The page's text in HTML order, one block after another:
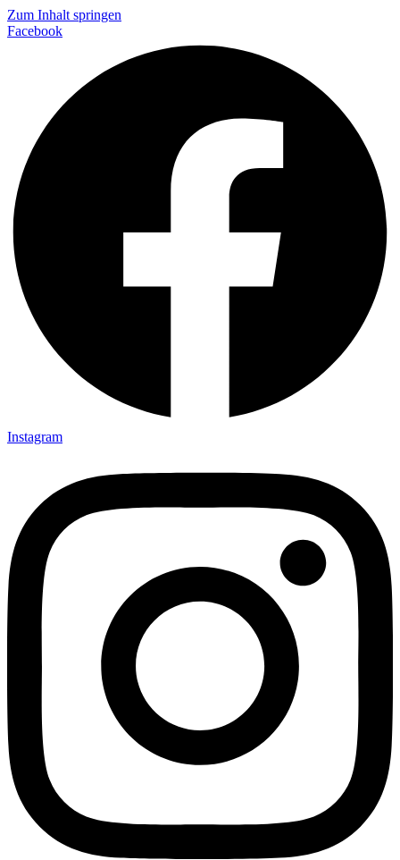
Zum Inhalt springen
Facebook
Instagram